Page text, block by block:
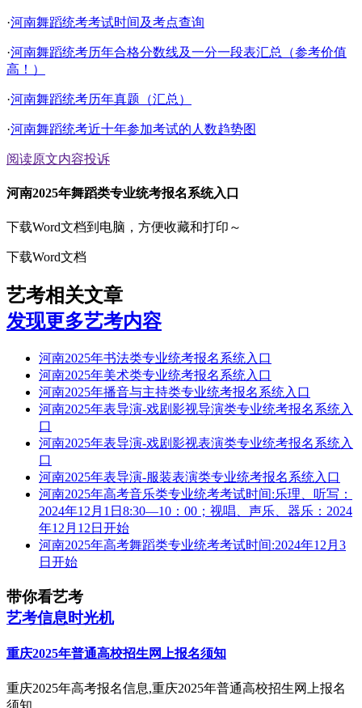
·河南舞蹈统考考试时间及考点查询
·河南舞蹈统考历年合格分数线及一分一段表汇总（参考价值
高！）
·河南舞蹈统考历年真题（汇总）
·河南舞蹈统考近十年参加考试的人数趋势图
阅读原文内容投诉
河南2025年舞蹈类专业统考报名系统入口
下载Word文档到电脑，方便收藏和打印～
下载Word文档
艺考相关文章
发现更多艺考内容
河南2025年书法类专业统考报名系统入口
河南2025年美术类专业统考报名系统入口
河南2025年播音与主持类专业统考报名系统入口
河南2025年表导演-戏剧影视导演类专业统考报名系统入
口
河南2025年表导演-戏剧影视表演类专业统考报名系统入
口
河南2025年表导演-服装表演类专业统考报名系统入口
河南2025年高考音乐类专业统考考试时间:乐理、听写：
2024年12月1日8:30—10：00；视唱、声乐、器乐：2024
年12月12日开始
河南2025年高考舞蹈类专业统考考试时间:2024年12月3
日开始
带你看艺考
艺考信息时光机
重庆2025年普通高校招生网上报名须知
重庆2025年高考报名信息,重庆2025年普通高校招生网上报名
须知